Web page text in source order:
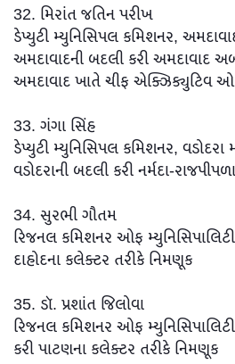
32. મિરાંત જતિન પરીખ
ડેપ્યુટી મ્યુનિસિપલ કમિશનર,
અમદાવાદની બદલી કરી અમદાવાદ
અમદાવાદ ખાતે ચીફ એક્ઝિક્યુટિવ
33. ગંગા સિંહ
ડેપ્યુટી મ્યુનિસિપલ કમિશનર, વડોદરા
વડોદરાની બદલી કરી નર્મદા-
34. સુરભી ગૌતમ
રિજનલ કમિશનર ઓફ
દાહોદના કલેક્ટર તરીકે નિમણૂક
35. ડૉ. પ્રશાંત જિલોવા
રિજનલ કમિશનર ઓફ
કરી પાટણના કલેક્ટર તરીકે નિમણૂક